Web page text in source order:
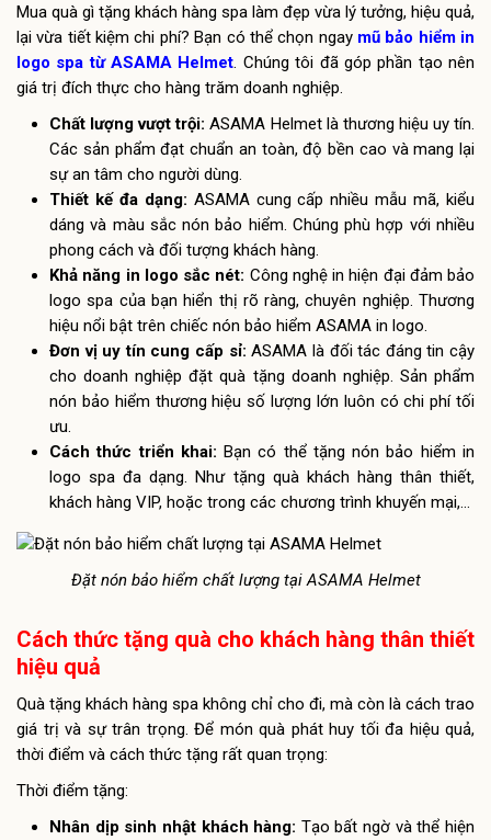
Mua quà gì tặng khách hàng spa làm đẹp vừa lý tưởng, hiệu quả,
lại vừa tiết kiệm chi phí? Bạn có thể chọn ngay mũ bảo hiểm in
logo spa từ ASAMA Helmet. Chúng tôi đã góp phần tạo nên
giá trị đích thực cho hàng trăm doanh nghiệp.
Chất lượng vượt trội: ASAMA Helmet là thương hiệu uy tín.
Các sản phẩm đạt chuẩn an toàn, độ bền cao và mang lại
sự an tâm cho người dùng.
Thiết kế đa dạng: ASAMA cung cấp nhiều mẫu mã, kiểu
dáng và màu sắc nón bảo hiểm. Chúng phù hợp với nhiều
phong cách và đối tượng khách hàng.
Khả năng in logo sắc nét: Công nghệ in hiện đại đảm bảo
logo spa của bạn hiển thị rõ ràng, chuyên nghiệp. Thương
hiệu nổi bật trên chiếc nón bảo hiểm ASAMA in logo.
Đơn vị uy tín cung cấp sỉ: ASAMA là đối tác đáng tin cậy
cho doanh nghiệp đặt quà tặng doanh nghiệp. Sản phẩm
nón bảo hiểm thương hiệu số lượng lớn luôn có chi phí tối
ưu.
Cách thức triển khai: Bạn có thể tặng nón bảo hiểm in
logo spa đa dạng. Như tặng quà khách hàng thân thiết,
khách hàng VIP, hoặc trong các chương trình khuyến mại,…
Đặt nón bảo hiểm chất lượng tại ASAMA Helmet
Cách thức tặng quà cho khách hàng thân thiết
hiệu quả
Quà tặng khách hàng spa không chỉ cho đi, mà còn là cách trao
giá trị và sự trân trọng. Để món quà phát huy tối đa hiệu quả,
thời điểm và cách thức tặng rất quan trọng:
Thời điểm tặng:
Nhân dịp sinh nhật khách hàng: Tạo bất ngờ và thể hiện